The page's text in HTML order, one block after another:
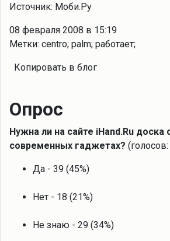
Источник: Моби.Ру
08 февраля 2008 в 15:19
Метки: centro; palm; работает;
Копировать в блог
Опрос
Нужна ли на сайте iHand.Ru доска
современных гаджетах?
Да - 39 (45%)
Нет - 18 (21%)
Не знаю - 29 (34%)